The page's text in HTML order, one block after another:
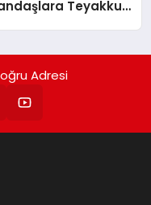
Teyakkuz
Adresi